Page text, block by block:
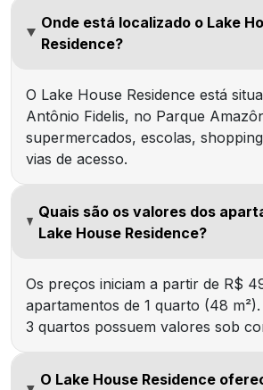
Onde está localizado o Lake
Residence?
O Lake House Residence está
Antônio Fidelis, no Parque
supermercados, escolas,
vias de acesso.
Quais são os valores dos
Lake House Residence?
Os preços iniciam a partir de R$
apartamentos de 1 quarto (48
3 quartos possuem valores sob
O Lake House Residence